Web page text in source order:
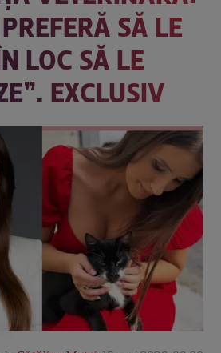
SĂ LE
LOC SĂ LE
EXCLUSIV